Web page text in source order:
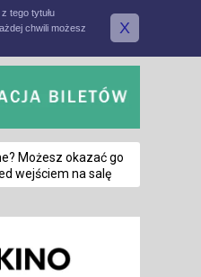
tego tytułu
chwili możesz
X
Możesz okazać go
wejściem na salę